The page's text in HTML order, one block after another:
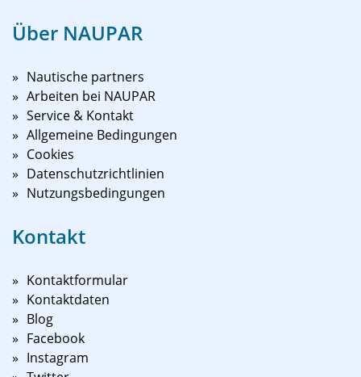
Über NAUPAR
Nautische partners
Arbeiten bei NAUPAR
Service & Kontakt
Allgemeine Bedingungen
Cookies
Datenschutzrichtlinien
Nutzungsbedingungen
Kontakt
Kontaktformular
Kontaktdaten
Blog
Facebook
Instagram